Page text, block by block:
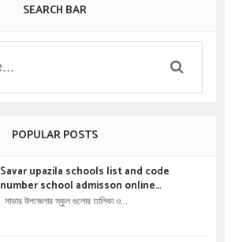
SEARCH BAR
POPULAR POSTS
Savar upazila schools list and code
number school admisson online
application details !! সাভার উপজেলার স্কুল গুলোর
সাভার উপজেলার স্কুল গুলোর তালিকা ও...